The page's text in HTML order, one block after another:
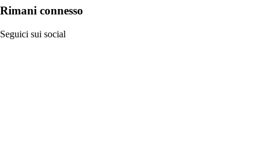
Rimani connesso
Seguici sui social